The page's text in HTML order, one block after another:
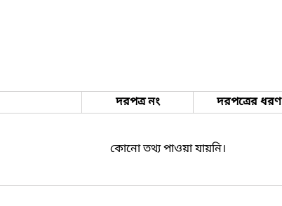
দরপত্র নং দরপত্রের ধরণ
কোনো তথ্য পাওয়া যায়নি।